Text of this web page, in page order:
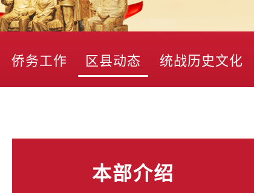
侨务工作 区县动态 统战历史文化
本部介绍